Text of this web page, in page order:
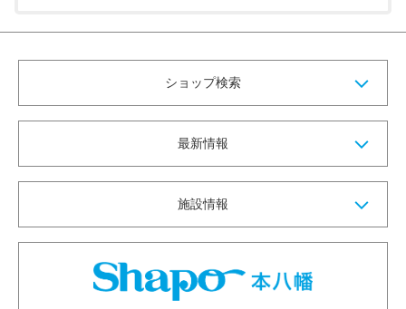
ショップ検索
最新情報
施設情報